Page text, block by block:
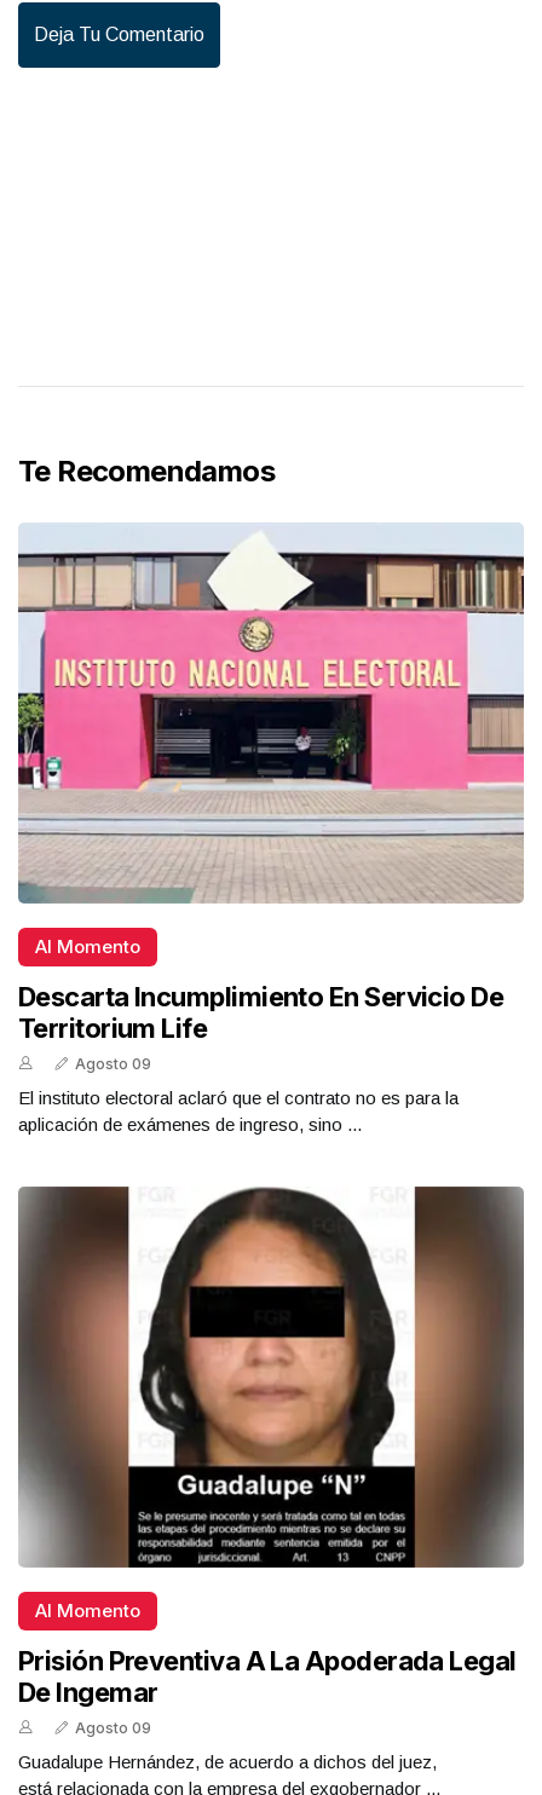
Deja Tu Comentario
Te Recomendamos
Al Momento
Descarta Incumplimiento En Servicio De
Territorium Life
Agosto 09
El instituto electoral aclaró que el contrato no es para la
aplicación de exámenes de ingreso, sino ...
Al Momento
Prisión Preventiva A La Apoderada Legal
De Ingemar
Agosto 09
Guadalupe Hernández, de acuerdo a dichos del juez,
está relacionada con la empresa del exgobernador ...